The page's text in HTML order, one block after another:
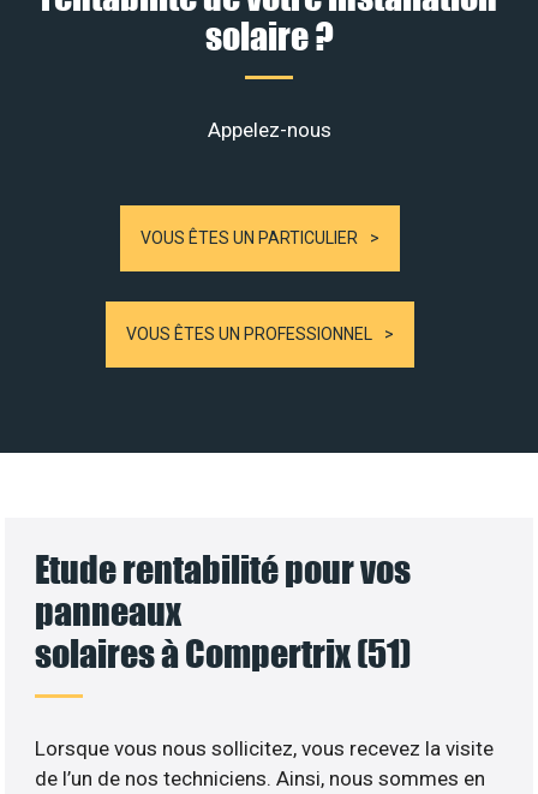
solaire ?
Appelez-nous
VOUS ÊTES UN PARTICULIER
VOUS ÊTES UN PROFESSIONNEL
Etude rentabilité pour vos
panneaux
solaires à Compertrix (51)
Lorsque vous nous sollicitez, vous recevez la visite
de l’un de nos techniciens. Ainsi, nous sommes en